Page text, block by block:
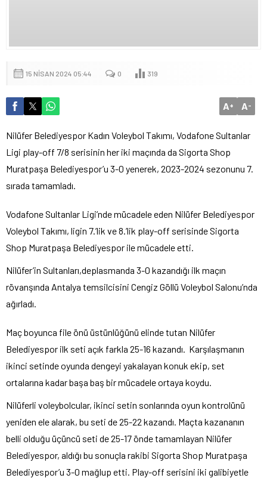
15 NISAN 2024 05:44 0 319
A+ A-
Nilüfer Belediyespor Kadın Voleybol Takımı, Vodafone Sultanlar
Ligi play-off 7/8 serisinin her iki maçında da Sigorta Shop
Muratpaşa Belediyespor’u 3-0 yenerek, 2023-2024 sezonunu 7.
sırada tamamladı.
Vodafone Sultanlar Ligi’nde mücadele eden Nilüfer Belediyespor
Voleybol Takımı, ligin 7.’lik ve 8.’lik play-off serisinde Sigorta
Shop Muratpaşa Belediyespor ile mücadele etti.
Nilüfer’in Sultanları,deplasmanda 3-0 kazandığı ilk maçın
rövanşında Antalya temsilcisini Cengiz Göllü Voleybol Salonu’nda
ağırladı.
Maç boyunca file önü üstünlüğünü elinde tutan Nilüfer
Belediyespor ilk seti açık farkla 25-16 kazandı. Karşılaşmanın
ikinci setinde oyunda dengeyi yakalayan konuk ekip, set
ortalarına kadar başa baş bir mücadele ortaya koydu.
Nilüferli voleybolcular, ikinci setin sonlarında oyun kontrolünü
yeniden ele alarak, bu seti de 25-22 kazandı. Maçta kazananın
belli olduğu üçüncü seti de 25-17 önde tamamlayan Nilüfer
Belediyespor, aldığı bu sonuçla rakibi Sigorta Shop Muratpaşa
Belediyespor’u 3-0 mağlup etti. Play-off serisini iki galibiyetle